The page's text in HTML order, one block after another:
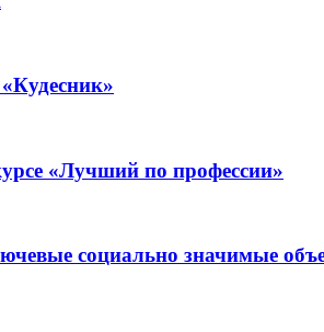
«Лучший по профессии»
социально значимые